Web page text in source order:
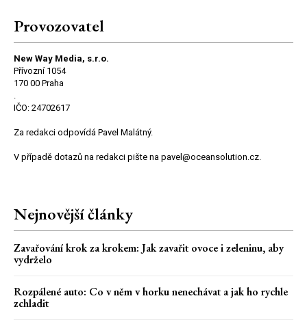
Provozovatel
New Way Media, s.r.o.
Přívozní 1054
170 00 Praha
.
IČO: 24702617
Za redakci odpovídá Pavel Malátný.
V případě dotazů na redakci pište na pavel@oceansolution.cz.
Nejnovější články
Zavařování krok za krokem: Jak zavařit ovoce i zeleninu, aby
vydrželo
Rozpálené auto: Co v něm v horku nenechávat a jak ho rychle
zchladit